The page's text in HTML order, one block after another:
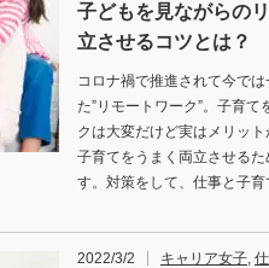
子どもを見ながらの
立させるコツとは？
コロナ禍で推進されて今で
た”リモートワーク”。子育
クは大変だけど実はメリッ
子育てをうまく両立させる
す。対策をして、仕事と子育
2022/3/2 キャリア女子,